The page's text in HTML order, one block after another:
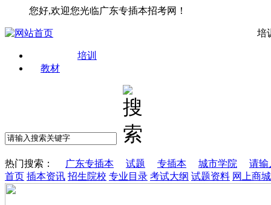
您好,欢迎您光临广东专插本招考网！
培
培训
教材
热门搜索： 广东专插本 试题 专插本 城市学院
请输
首页 插本资讯 招生院校 专业目录 考试大纲 试题资料 网上商城